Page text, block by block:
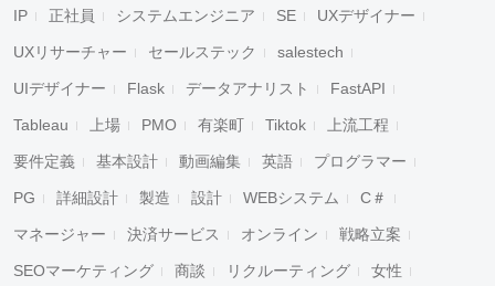
IP 正社員 システムエンジニア SE UXデザイナー
UXリサーチャー セールステック salestech
UIデザイナー Flask データアナリスト FastAPI
Tableau 上場 PMO 有楽町 Tiktok 上流工程
要件定義 基本設計 動画編集 英語 プログラマー
PG 詳細設計 製造 設計 WEBシステム C＃
マネージャー 決済サービス オンライン 戦略立案
SEOマーケティング 商談 リクルーティング 女性